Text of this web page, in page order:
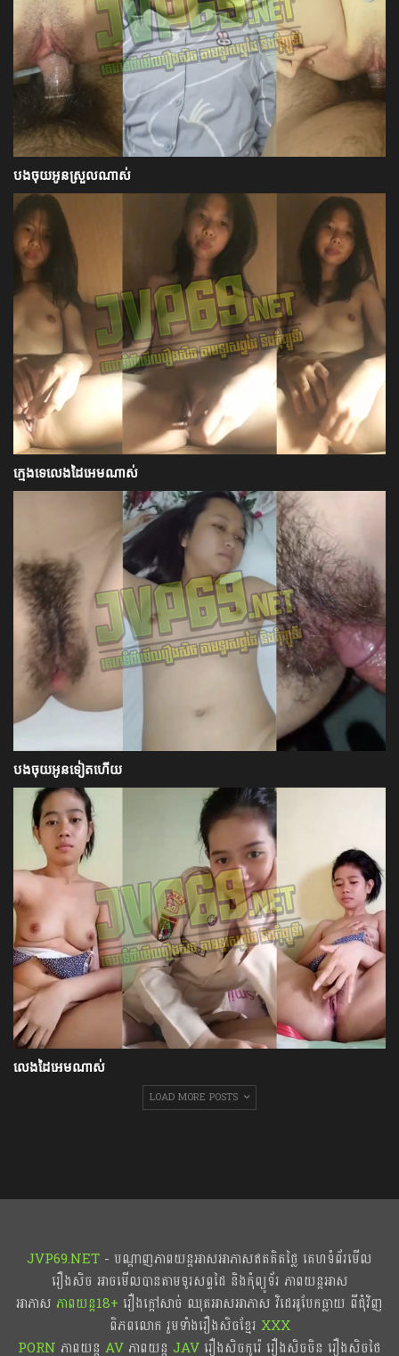
បងចុយអូនស្រួលណាស់
ក្មេងទេលេងដៃអេមណាស់
បងចុយអូនទៀតហើយ
លេងដៃអេមណាស់
LOAD MORE POSTS
JVP69.NET - បណ្ដាញភាពយន្តអាសអាភាសឥតគិតថ្លៃ គេហទំព័រមើល
រឿងសិច អាចមើលបានតាមទូរសព្ទដៃ និងកុំព្យូទ័រ ភាពយន្តអាស
អាភាស ភាពយន្ត18+​​ រឿងក្ដៅសាច់ ឈុតអាសអាភាស វិដេអូបែកធ្លាយ ពីជុំវិញ
ពិភពលោក រួមទាំងរឿងសិចខ្មែរ XXX
PORN ភាពយន្ត AVភាពយន្ត JAVរឿងសិចកូរ៉េ រឿងសិចចិន​ រឿងសិចថៃ